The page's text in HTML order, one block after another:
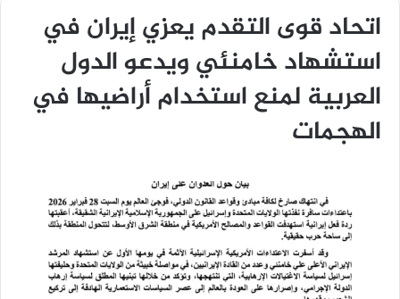
اتحاد قوى التقدم يعزي إيران في
استشهاد خامنئي ويدعو الدول
العربية لمنع استخدام أراضيها في
الهجمات